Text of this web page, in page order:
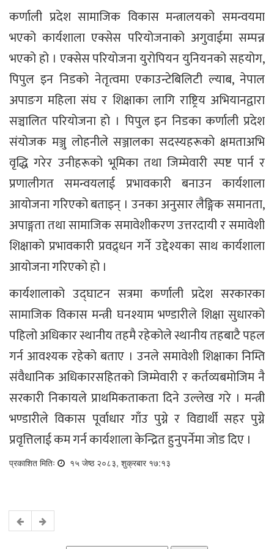
कर्णाली प्रदेश सामाजिक विकास मन्त्रालयको समन्वयमा
भएको कार्यशाला एक्सेस परियोजनाको अगुवाईमा सम्पन्न
भएको हो । एक्सेस परियोजना युरोपियन युनियनको सहयोग,
पिपुल इन निडको नेतृत्वमा एकाउन्टेबिलिटी ल्याब, नेपाल
अपाङग महिला संघ र शिक्षाका लागि राष्ट्रिय अभियानद्वारा
सञ्चालित परियोजना हो । पिपुल इन निडका कर्णाली प्रदेश
संयोजक मञ्जु लोहनीले सञ्जालका सदस्यहरूको क्षमताअभि
वृद्धि गरेर उनीहरूको भूमिका तथा जिम्मेवारी स्पष्ट पार्न र
प्रणालीगत समन्वयलाई प्रभावकारी बनाउन कार्यशाला
आयोजना गरिएको बताइन् । उनका अनुसार लैङ्गिक समानता,
अपाङ्गता तथा सामाजिक समावेशीकरण उत्तरदायी र समावेशी
शिक्षाको प्रभावकारी प्रवद्र्धन गर्ने उद्देश्यका साथ कार्यशाला
आयोजना गरिएको हो ।
कार्यशालाको उद्घाटन सत्रमा कर्णाली प्रदेश सरकारका
सामाजिक विकास मन्त्री घनश्याम भण्डारीले शिक्षा सुधारको
पहिलो अधिकार स्थानीय तहमै रहेकोले स्थानीय तहबाटै पहल
गर्न आवश्यक रहेको बताए । उनले समावेशी शिक्षाका निम्ति
संवैधानिक अधिकारसहितको जिम्मेवारी र कर्तव्यबमोजिम नै
सरकारी निकायले प्राथमिकताकता दिने उल्लेख गरे । मन्त्री
भण्डारीले विकास पूर्वाधार गाँउ पुग्ने र विद्यार्थी सहर पुग्ने
प्रवृत्तिलाई कम गर्न कार्यशाला केन्द्रित हुनुपर्नेमा जोड दिए ।
प्रकाशित मितिः १५ जेष्ठ २०८३, शुक्रबार १७:१३